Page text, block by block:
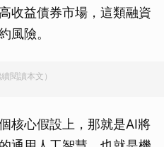
收益債券市場，這類融資
風險。
閱讀本文）
核心假設上，那就是AI將